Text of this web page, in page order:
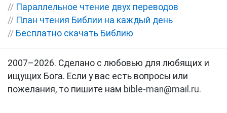
// Параллельное чтение двух переводов
// План чтения Библии на каждый день
// Бесплатно скачать Библию
2007–2026. Сделано с любовью для любящих и
ищущих Бога. Если у вас есть вопросы или
пожелания, то пишите нам bible-man@mail.ru.